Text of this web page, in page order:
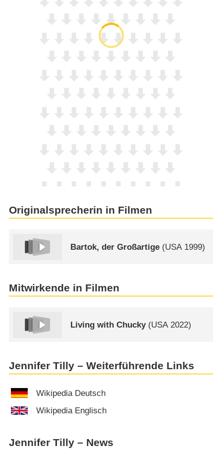
Originalsprecherin in Filmen
Bartok, der Großartige (USA 1999)
Mitwirkende in Filmen
Living with Chucky(USA 2022)
Jennifer Tilly – Weiterführende Links
Wikipedia Deutsch
Wikipedia Englisch
Jennifer Tilly – News